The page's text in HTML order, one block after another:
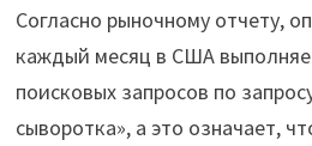
Согласно рыночному отчету,
каждый месяц в США
поисковых запросов по
сыворотка», а это означает,